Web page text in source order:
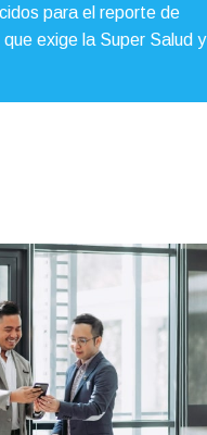
para el reporte de
exige la Super Salud y